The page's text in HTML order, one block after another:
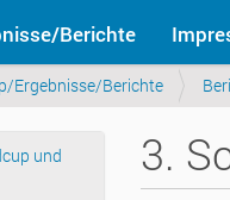
Berichte
Ergebnisse/Berichte
und
3.